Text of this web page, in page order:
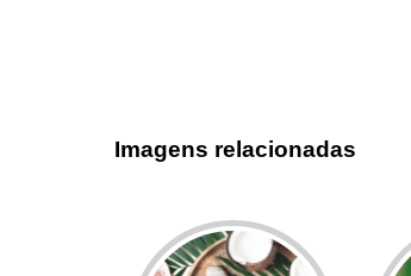
Imagens relacionadas